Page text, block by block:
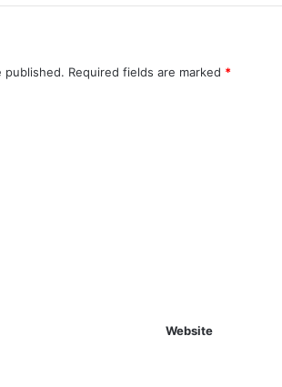
published. Required fields are marked *
Website